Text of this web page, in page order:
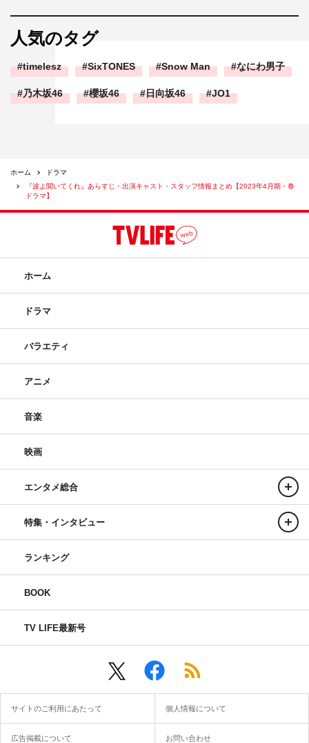
人気のタグ
timelesz SixTONES Snow Man なにわ男子
乃木坂46 櫻坂46 日向坂46 JO1
ホーム
ドラマ
『波よ聞いてくれ』あらすじ・出演キャスト・スタッフ情報まとめ【2023年4月期・春
ドラマ】
ホーム
ドラマ
バラエティ
アニメ
音楽
映画
エンタメ総合
特集・インタビュー
ランキング
BOOK
TV LIFE最新号
サイトのご利用にあたって 個人情報について
広告掲載について お問い合わせ